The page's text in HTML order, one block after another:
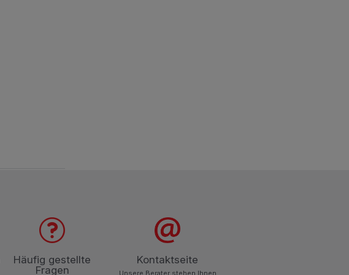
Häufig gestellte
Fragen
Kontaktseite
Unsere Berater stehen Ihnen